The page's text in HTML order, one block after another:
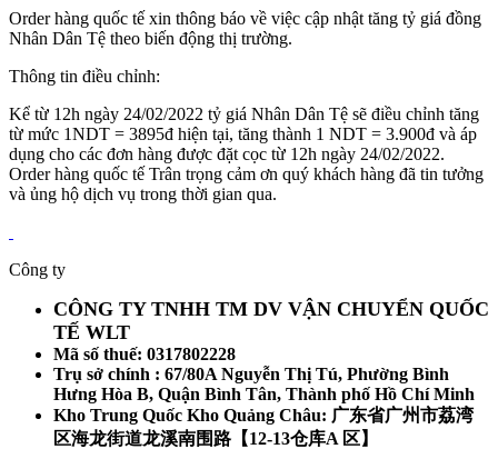
Order hàng quốc tế xin thông báo về việc cập nhật tăng tỷ giá đồng
Nhân Dân Tệ theo biến động thị trường.
Thông tin điều chỉnh:
Kể từ 12h ngày 24/02/2022 tỷ giá Nhân Dân Tệ sẽ điều chỉnh tăng
từ mức 1NDT = 3895đ hiện tại, tăng thành 1 NDT = 3.900đ và áp
dụng cho các đơn hàng được đặt cọc từ 12h ngày 24/02/2022.
Order hàng quốc tế Trân trọng cảm ơn quý khách hàng đã tin tưởng
và ủng hộ dịch vụ trong thời gian qua.
Công ty
CÔNG TY TNHH TM DV VẬN CHUYỂN QUỐC
TẾ WLT
Mã số thuế: 0317802228
Trụ sở chính : 67/80A Nguyễn Thị Tú, Phường Bình
Hưng Hòa B, Quận Bình Tân, Thành phố Hồ Chí Minh
Kho Trung Quốc Kho Quảng Châu: 广东省广州市荔湾
区海龙街道龙溪南围路【12-13仓库A 区】